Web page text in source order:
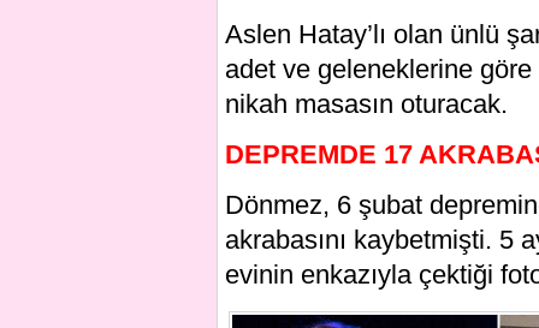
Aslen Hatay’lı olan ünlü
adet ve geleneklerine
nikah masasın oturacak.
DEPREMDE 17
Dönmez, 6 şubat
akrabasını kaybetmişti. 5
evinin enkazıyla çektiği